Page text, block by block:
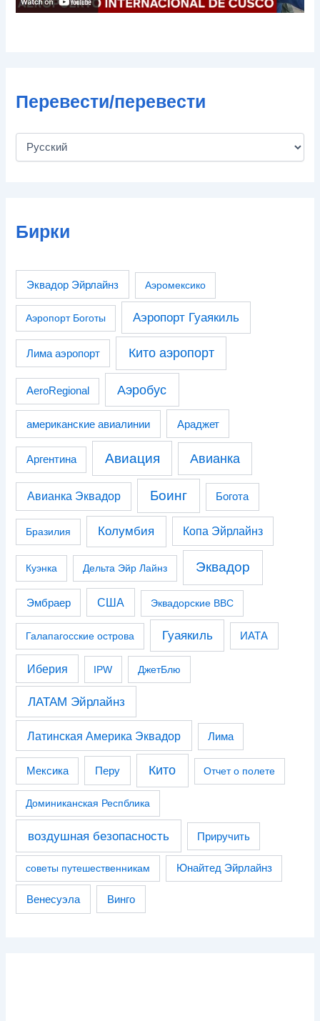
Перевести/перевести
Бирки
Эквадор Эйрлайнз Аэромексико
Аэропорт Боготы Аэропорт Гуаякиль
Лима аэропорт Кито аэропорт
AeroRegional Аэробус
американские авиалинии Араджет
Аргентина Авиация Авианка
Авианка Эквадор Боинг Богота
Бразилия Колумбия Копа Эйрлайнз
Куэнка Дельта Эйр Лайнз Эквадор
Эмбраер США Эквадорские ВВС
Галапагосские острова Гуаякиль ИАТА
Иберия IPW ДжетБлю
ЛАТАМ Эйрлайнз
Латинская Америка Эквадор Лима
Мексика Перу Кито Отчет о полете
Доминиканская Респблика
воздушная безопасность Приручить
советы путешественникам Юнайтед Эйрлайнз
Венесуэла Винго